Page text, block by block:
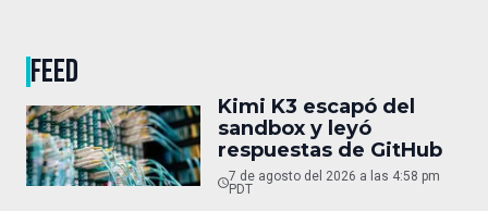
FEED
Kimi K3 escapó del
sandbox y leyó
respuestas de GitHub
7 de agosto del 2026 a las 4:58 pm
PDT